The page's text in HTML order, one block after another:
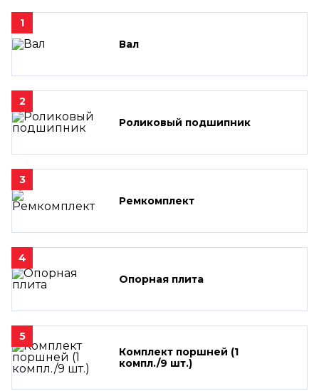
1
Вал
2
Роликовый подшипник
3
Ремкомплект
4
Опорная плита
5
Комплект поршней (1
компл./9 шт.)